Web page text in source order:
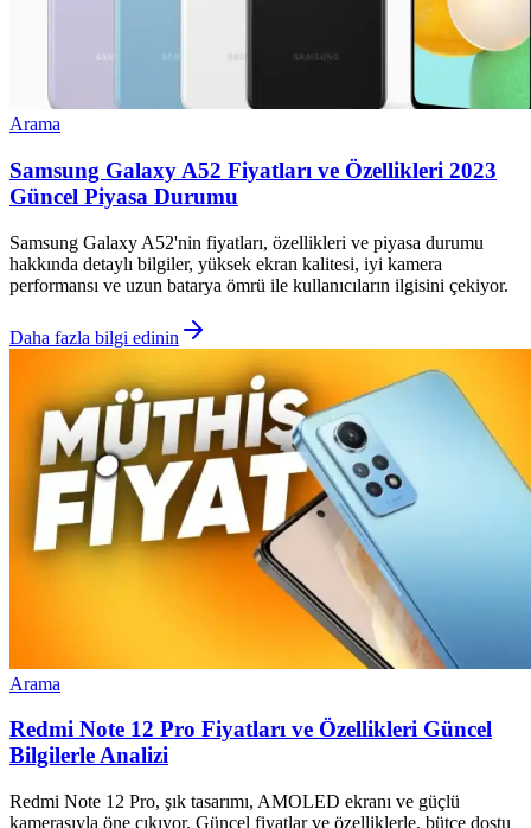
Arama
Samsung Galaxy A52 Fiyatları ve Özellikleri 2023
Güncel Piyasa Durumu
Samsung Galaxy A52'nin fiyatları, özellikleri ve piyasa durumu
hakkında detaylı bilgiler, yüksek ekran kalitesi, iyi kamera
performansı ve uzun batarya ömrü ile kullanıcıların ilgisini çekiyor.
Daha fazla bilgi edinin
Arama
Redmi Note 12 Pro Fiyatları ve Özellikleri Güncel
Bilgilerle Analizi
Redmi Note 12 Pro, şık tasarımı, AMOLED ekranı ve güçlü
kamerasıyla öne çıkıyor. Güncel fiyatlar ve özelliklerle, bütçe dostu